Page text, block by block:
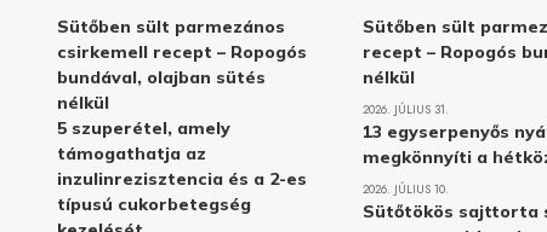
Sütőben sült parmezános
csirkemell recept – Ropogós
bundával, olajban sütés
nélkül
5 szuperétel, amely
támogathatja az
inzulinrezisztencia és a 2-es
típusú cukorbetegség
Sütőben sült
recept – Ropogós
nélkül
2026. JÚLIUS 31.
13 egyserpenyős
megkönnyíti a
2026. JÚLIUS 10.
Sütőtökös sajttorta